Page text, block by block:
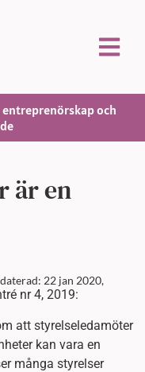
och
är en
22 jan 2020,
nr 4, 2019:
att styrelseledamöter
kan vara en
många styrelser